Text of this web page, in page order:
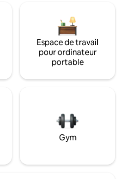
Espace de travail
pour ordinateur
portable
Gym